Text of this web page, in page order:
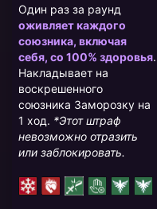
Один раз за раунд
оживляет каждого
союзника, включая
себя, со 100% здоровья.
Накладывает на
воскрешенного
союзника Заморозку на
1 ход. *Этот штраф
невозможно отразить
или заблокировать.